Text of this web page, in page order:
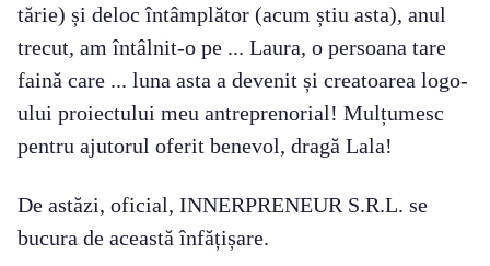
tărie) și deloc întâmplător (acum știu asta), anul
trecut, am întâlnit-o pe ... Laura, o persoana tare
faină care ... luna asta a devenit și creatoarea logo-
ului proiectului meu antreprenorial! Mulțumesc
pentru ajutorul oferit benevol, dragă Lala!
De astăzi, oficial, INNERPRENEUR S.R.L. se
bucura de această înfățișare.